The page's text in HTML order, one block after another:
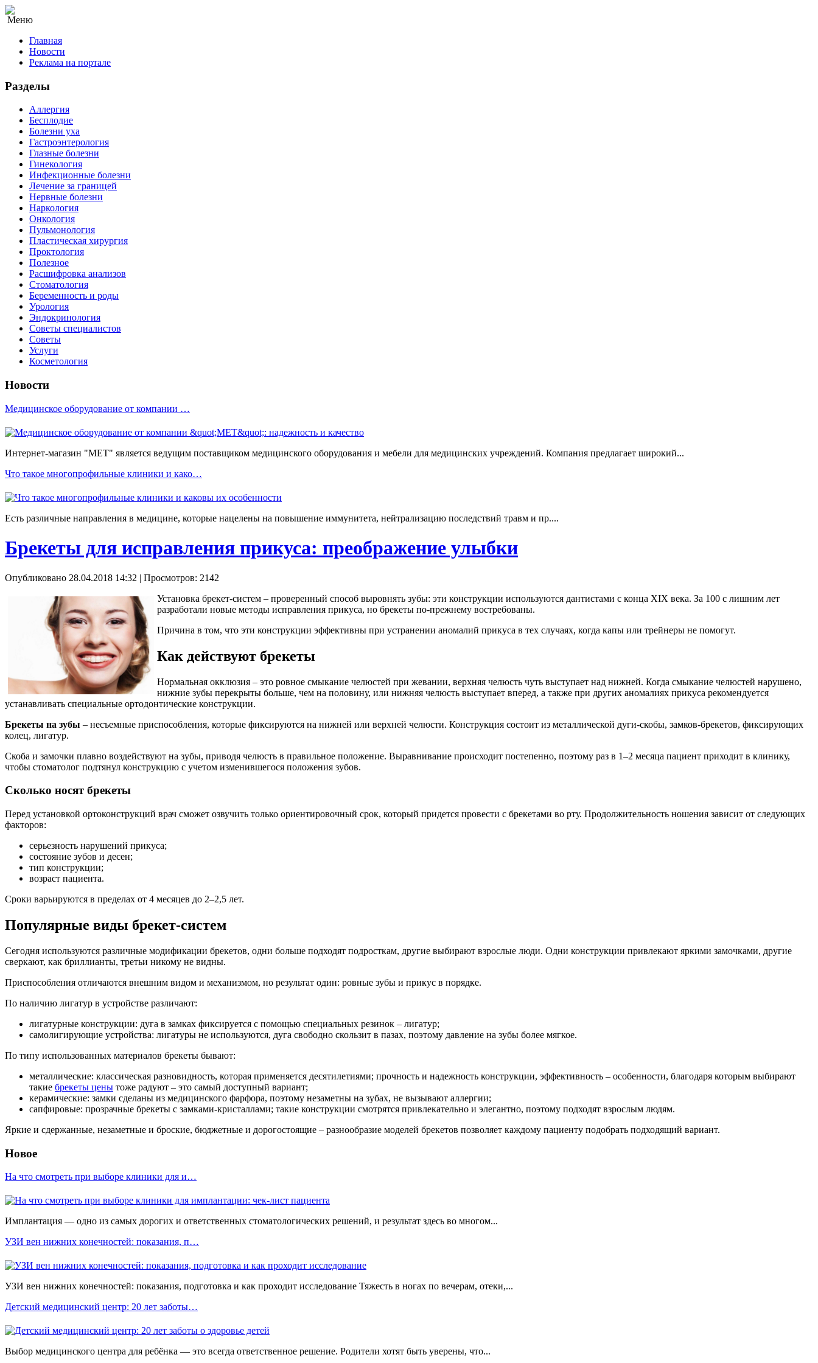
Меню
Главная
Новости
Реклама на портале
Разделы
Аллергия
Бесплодие
Болезни уха
Гастроэнтерология
Глазные болезни
Гинекология
Инфекционные болезни
Лечение за границей
Нервные болезни
Наркология
Онкология
Пульмонология
Пластическая хирургия
Проктология
Полезное
Расшифровка анализов
Стоматология
Беременность и роды
Урология
Эндокринология
Советы специалистов
Советы
Услуги
Косметология
Новости
Медицинское оборудование от компании …
Интернет-магазин "МЕТ" является ведущим поставщиком медицинского оборудования и мебели для медицинских учреждений. Компания предлагает широкий...
Что такое многопрофильные клиники и како…
Есть различные направления в медицине, которые нацелены на повышение иммунитета, нейтрализацию последствий травм и пр....
Брекеты для исправления прикуса: преображение улыбки
Опубликовано 28.04.2018 14:32 | Просмотров: 2142
Установка брекет-систем – проверенный способ выровнять зубы: эти конструкции используются дантистами с конца XIX века. За 100 с лишним лет
разработали новые методы исправления прикуса, но брекеты по-прежнему востребованы.
Причина в том, что эти конструкции эффективны при устранении аномалий прикуса в тех случаях, когда капы или трейнеры не помогут.
Как действуют брекеты
Нормальная окклюзия – это ровное смыкание челюстей при жевании, верхняя челюсть чуть выступает над нижней. Когда смыкание челюстей нарушено,
нижние зубы перекрыты больше, чем на половину, или нижняя челюсть выступает вперед, а также при других аномалиях прикуса рекомендуется
устанавливать специальные ортодонтические конструкции.
Брекеты на зубы – несъемные приспособления, которые фиксируются на нижней или верхней челюсти. Конструкция состоит из металлической дуги-скобы, замков-брекетов, фиксирующих
колец, лигатур.
Скоба и замочки плавно воздействуют на зубы, приводя челюсть в правильное положение. Выравнивание происходит постепенно, поэтому раз в 1–2 месяца пациент приходит в клинику,
чтобы стоматолог подтянул конструкцию с учетом изменившегося положения зубов.
Сколько носят брекеты
Перед установкой ортоконструкций врач сможет озвучить только ориентировочный срок, который придется провести с брекетами во рту. Продолжительность ношения зависит от следующих
факторов:
серьезность нарушений прикуса;
состояние зубов и десен;
тип конструкции;
возраст пациента.
Сроки варьируются в пределах от 4 месяцев до 2–2,5 лет.
Популярные виды брекет-систем
Сегодня используются различные модификации брекетов, одни больше подходят подросткам, другие выбирают взрослые люди. Одни конструкции привлекают яркими замочками, другие
сверкают, как бриллианты, третьи никому не видны.
Приспособления отличаются внешним видом и механизмом, но результат один: ровные зубы и прикус в порядке.
По наличию лигатур в устройстве различают:
лигатурные конструкции: дуга в замках фиксируется с помощью специальных резинок – лигатур;
самолигирующие устройства: лигатуры не используются, дуга свободно скользит в пазах, поэтому давление на зубы более мягкое.
По типу использованных материалов брекеты бывают:
металлические: классическая разновидность, которая применяется десятилетиями; прочность и надежность конструкции, эффективность – особенности, благодаря которым выбирают
такие брекеты цены тоже радуют – это самый доступный вариант;
керамические: замки сделаны из медицинского фарфора, поэтому незаметны на зубах, не вызывают аллергии;
сапфировые: прозрачные брекеты с замками-кристаллами; такие конструкции смотрятся привлекательно и элегантно, поэтому подходят взрослым людям.
Яркие и сдержанные, незаметные и броские, бюджетные и дорогостоящие – разнообразие моделей брекетов позволяет каждому пациенту подобрать подходящий вариант.
Новое
На что смотреть при выборе клиники для и…
Имплантация — одно из самых дорогих и ответственных стоматологических решений, и результат здесь во многом...
УЗИ вен нижних конечностей: показания, п…
УЗИ вен нижних конечностей: показания, подготовка и как проходит исследование Тяжесть в ногах по вечерам, отеки,...
Детский медицинский центр: 20 лет заботы…
Выбор медицинского центра для ребёнка — это всегда ответственное решение. Родители хотят быть уверены, что...